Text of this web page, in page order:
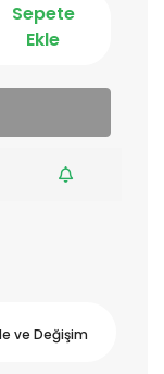
Sepete
Ekle
ve Değişim